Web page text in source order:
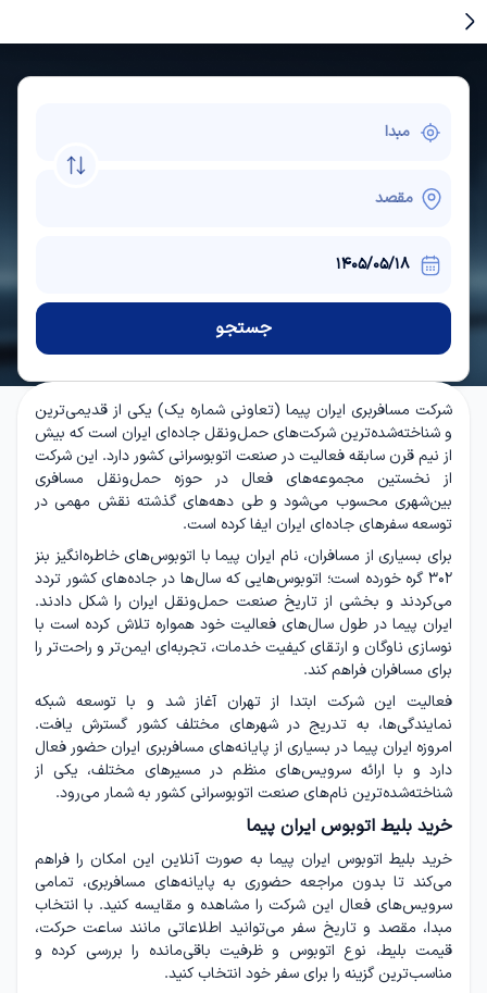
جستجو
شرکت مسافربری ایران پیما (تعاونی شماره یک) یکی از قدیمی‌ترین
و شناخته‌شده‌ترین شرکت‌های حمل‌ونقل جاده‌ای ایران است که بیش
از نیم قرن سابقه فعالیت در صنعت اتوبوسرانی کشور دارد. این شرکت
از نخستین مجموعه‌های فعال در حوزه حمل‌ونقل مسافری
بین‌شهری محسوب می‌شود و طی دهه‌های گذشته نقش مهمی در
توسعه سفرهای جاده‌ای ایران ایفا کرده است.
برای بسیاری از مسافران، نام ایران پیما با اتوبوس‌های خاطره‌انگیز بنز
302 گره خورده است؛ اتوبوس‌هایی که سال‌ها در جاده‌های کشور تردد
می‌کردند و بخشی از تاریخ صنعت حمل‌ونقل ایران را شکل دادند.
ایران پیما در طول سال‌های فعالیت خود همواره تلاش کرده است با
نوسازی ناوگان و ارتقای کیفیت خدمات، تجربه‌ای ایمن‌تر و راحت‌تر را
برای مسافران فراهم کند.
فعالیت این شرکت ابتدا از تهران آغاز شد و با توسعه شبکه
نمایندگی‌ها، به تدریج در شهرهای مختلف کشور گسترش یافت.
امروزه ایران پیما در بسیاری از پایانه‌های مسافربری ایران حضور فعال
دارد و با ارائه سرویس‌های منظم در مسیرهای مختلف، یکی از
شناخته‌شده‌ترین نام‌های صنعت اتوبوسرانی کشور به شمار می‌رود.
خرید بلیط اتوبوس ایران پیما
خرید بلیط اتوبوس ایران پیما به صورت آنلاین این امکان را فراهم
می‌کند تا بدون مراجعه حضوری به پایانه‌های مسافربری، تمامی
سرویس‌های فعال این شرکت را مشاهده و مقایسه کنید. با انتخاب
مبدا، مقصد و تاریخ سفر می‌توانید اطلاعاتی مانند ساعت حرکت،
قیمت بلیط، نوع اتوبوس و ظرفیت باقی‌مانده را بررسی کرده و
مناسب‌ترین گزینه را برای سفر خود انتخاب کنید.